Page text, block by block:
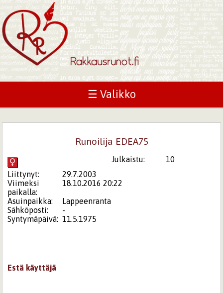
☰ Valikko
Runoilija EDEA75
Julkaistu:
10
Liittynyt:
29.7.2003
Viimeksi
paikalla:
18.10.2016 20:22
Asuinpaikka:
Lappeenranta
Sähköposti:
-
Syntymäpäivä: 11.5.1975
Estä käyttäjä